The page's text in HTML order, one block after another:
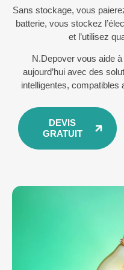
Sans stockage, vous
batterie, vous stockez
et l’utilisez
N.Depover vous aide
aujourd’hui avec des
intelligentes,
DEVIS
GRATUIT